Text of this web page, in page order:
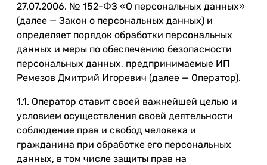
27.07.2006. № 152-ФЗ «О персональных данных»
(далее — Закон о персональных данных) и
определяет порядок обработки персональных
данных и меры по обеспечению безопасности
персональных данных, предпринимаемые ИП
Ремезов Дмитрий Игоревич (далее — Оператор).
1.1. Оператор ставит своей важнейшей целью и
условием осуществления своей деятельности
соблюдение прав и свобод человека и
гражданина при обработке его персональных
данных, в том числе защиты прав на